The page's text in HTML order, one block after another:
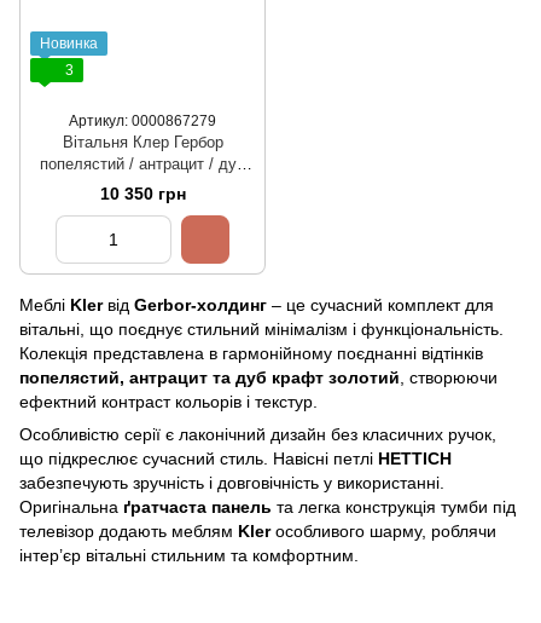
Новинка
3
Артикул: 0000867279
Вітальня Клер Гербор
попелястий / антрацит / дуб
крафт золотий
10 350 грн
Меблі Klerвід Gerbor-холдинг – це сучасний комплект для
вітальні, що поєднує стильний мінімалізм і функціональність.
Колекція представлена в гармонійному поєднанні відтінків
попелястий, антрацит та дуб крафт золотий , створюючи
ефектний контраст кольорів і текстур.
Особливістю серії є лаконічний дизайн без класичних ручок,
що підкреслює сучасний стиль. Навісні петлі HETTICH
забезпечують зручність і довговічність у використанні.
Оригінальна ґратчаста панель та легка конструкція тумби під
телевізор додають меблям Klerособливого шарму, роблячи
інтер’єр вітальні стильним та комфортним.